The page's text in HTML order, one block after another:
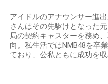
アイドルのアナウンサー進
さんはその先駆けとなった
局の契約キャスターを務め
向。私生活ではNMB48を卒
ており、公私ともに成功を収